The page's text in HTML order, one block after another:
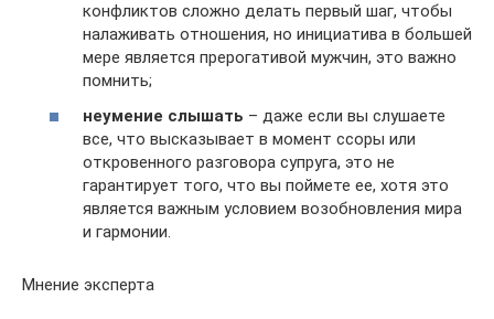
конфликтов сложно делать первый шаг, чтобы
налаживать отношения, но инициатива в большей
мере является прерогативой мужчин, это важно
помнить;
неумение слышать – даже если вы слушаете
все, что высказывает в момент ссоры или
откровенного разговора супруга, это не
гарантирует того, что вы поймете ее, хотя это
является важным условием возобновления мира
и гармонии.
Мнение эксперта